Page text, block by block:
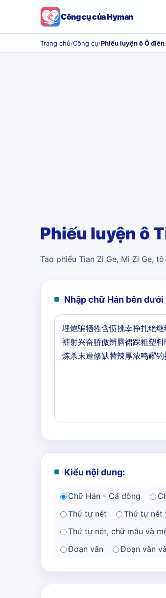
Công cụ của Hyman
Trang chủ/Công cụ/Phiếu luyện ô Ô
Phiếu luyện ô
Tạo phiếu Tian Zi Ge, Mi Zi Ge,
Nhập chữ Hán bên
Kiểu nội dung:
Chữ Hán - Cả dòng
Thứ tự nét
Thứ tự nét
Thứ tự nét, chữ mẫu và
Đoạn văn
Đoạn văn